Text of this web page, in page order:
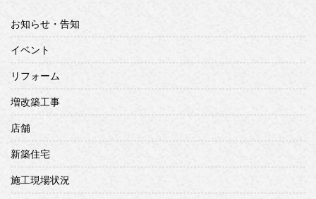
お知らせ・告知
イベント
リフォーム
増改築工事
店舗
新築住宅
施工現場状況